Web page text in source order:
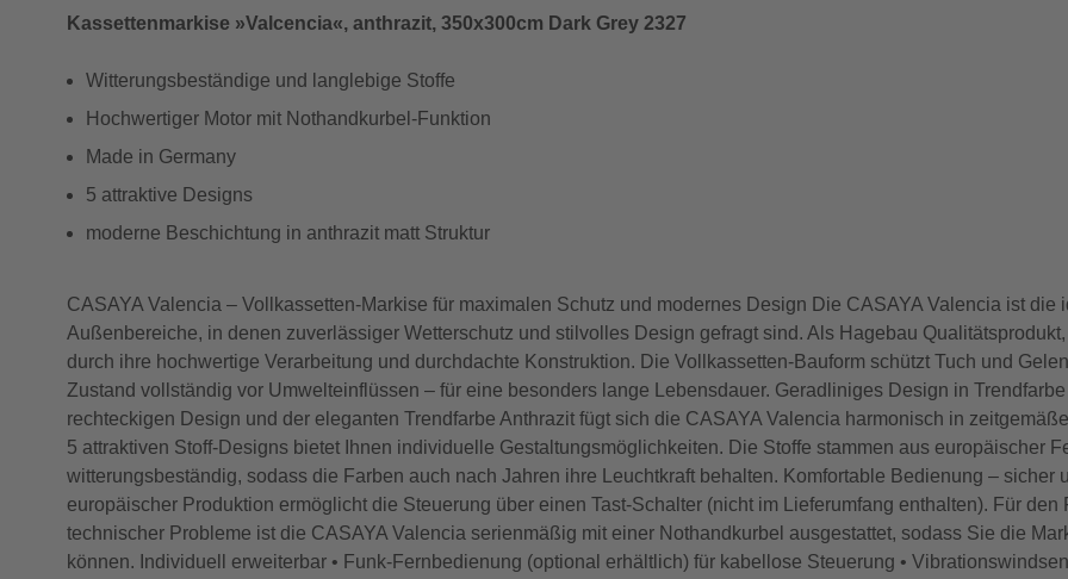
Kassettenmarkise »Valcencia«, anthrazit, 350x300cm Dark Grey 2327
Witterungsbeständige und langlebige Stoffe
Hochwertiger Motor mit Nothandkurbel-Funktion
Made in Germany
5 attraktive Designs
moderne Beschichtung in anthrazit matt Struktur
CASAYA Valencia – Vollkassetten-Markise für maximalen Schutz und modernes Design Die CASAYA Valencia ist die
Außenbereiche, in denen zuverlässiger Wetterschutz und stilvolles Design gefragt sind. Als Hagebau
durch ihre hochwertige Verarbeitung und durchdachte Konstruktion. Die Vollkassetten-Bauform schützt Tuch und
Zustand vollständig vor Umwelteinflüssen – für eine besonders lange Lebensdauer. Geradliniges Design in
rechteckigen Design und der eleganten Trendfarbe Anthrazit fügt sich die CASAYA Valencia harmonisch in
5 attraktiven Stoff-Designs bietet Ihnen individuelle Gestaltungsmöglichkeiten. Die Stoffe stammen aus europäischer
witterungsbeständig, sodass die Farben auch nach Jahren ihre Leuchtkraft behalten. Komfortable Bedienung – sicher
europäischer Produktion ermöglicht die Steuerung über einen Tast-Schalter (nicht im Lieferumfang enthalten). Für
technischer Probleme ist die CASAYA Valencia serienmäßig mit einer Nothandkurbel ausgestattet, sodass Sie die
können. Individuell erweiterbar • Funk-Fernbedienung (optional erhältlich) für kabellose Steuerung •